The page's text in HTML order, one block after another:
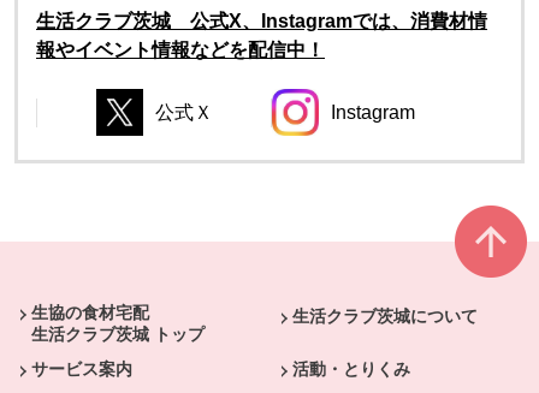
生活クラブ茨城 公式X、Instagramでは、消費材情
報やイベント情報などを配信中！
別のウィンドウで開きます。
公式Ｘ
別のウィンドウで開きます。
別のウィンドウで開きます。
Instagram
別のウィンドウで開
生協の食材宅配
生活クラブ茨城 トップ
生活クラブ茨城について
サービス案内
活動・とりくみ